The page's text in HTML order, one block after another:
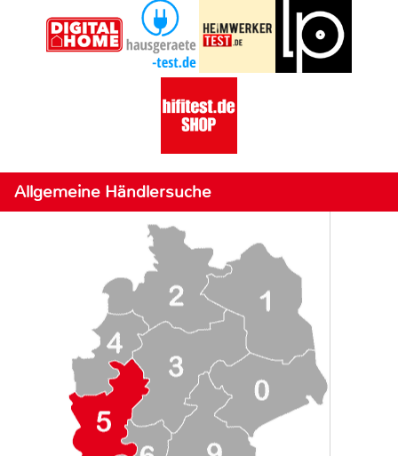
Allgemeine Händlersuche